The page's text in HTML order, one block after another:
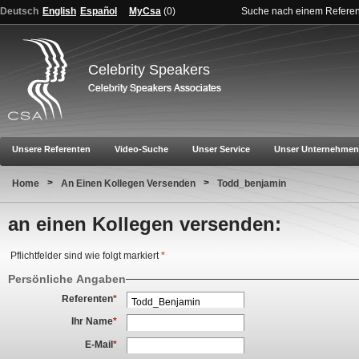
Deutsch English Español MyCsa (0) Suche nach einem
Celebrity Speakers
Unsere Referenten Video-Suche Unser Service Unser Unternehmen
Home > An Einen Kollegen Versenden > Todd_benjamin
an einen Kollegen versenden:
Pflichtfelder sind wie folgt markiert*
Persönliche Angaben
Referenten*
Ihr Name*
E-Mail*